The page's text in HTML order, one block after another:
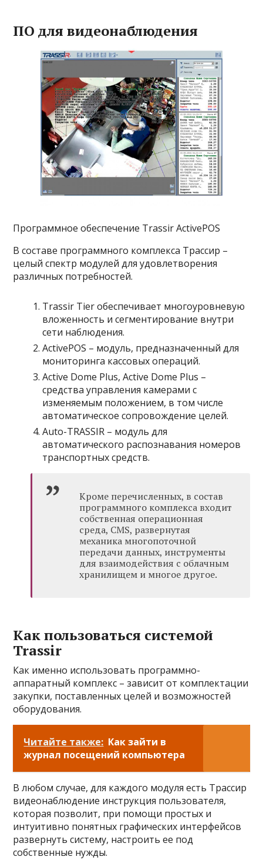
ПО для видеонаблюдения
Программное обеспечение Trassir ActivePOS
В составе программного комплекса Трассир –
целый спектр модулей для удовлетворения
различных потребностей.
Trassir Tier обеспечивает многоуровневую
вложенность и сегментирование внутри
сети наблюдения.
ActivePOS – модуль, предназначенный для
мониторинга кассовых операций.
Active Dome Plus, Active Dome Plus –
средства управления камерами с
изменяемым положением, в том числе
автоматическое сопровождение целей.
Auto-TRASSIR – модуль для
автоматического распознавания номеров
транспортных средств.
Кроме перечисленных, в состав
программного комплекса входит
собственная операционная
среда, CMS, развернутая
механика многопоточной
передачи данных, инструменты
для взаимодействия с облачным
хранилищем и многое другое.
Как пользоваться системой
Trassir
Как именно использовать программно-
аппаратный комплекс – зависит от комплектации
закупки, поставленных целей и возможностей
оборудования.
Читайте также: Как зайти в
журнал посещений компьютера
В любом случае, для каждого модуля есть Трассир
видеонаблюдение инструкция пользователя,
которая позволит, при помощи простых и
интуитивно понятных графических интерфейсов
развернуть систему, настроить ее под
собственные нужды.